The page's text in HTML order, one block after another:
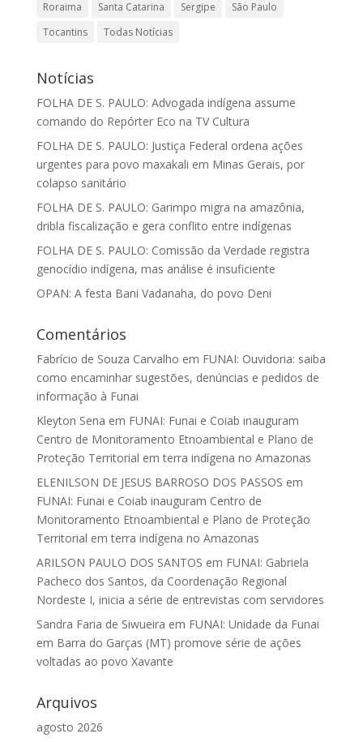
Roraima Santa Catarina Sergipe
São Paulo
Tocantins
Todas Notícias
Notícias
FOLHA DE S. PAULO: Advogada indígena assume
comando do Repórter Eco na TV Cultura
FOLHA DE S. PAULO: Justiça Federal ordena ações
urgentes para povo maxakali em Minas Gerais, por
colapso sanitário
FOLHA DE S. PAULO: Garimpo migra na amazônia,
dribla fiscalização e gera conflito entre indígenas
FOLHA DE S. PAULO: Comissão da Verdade registra
genocídio indígena, mas análise é insuficiente
OPAN: A festa Bani Vadanaha, do povo Deni
Comentários
Fabrício de Souza Carvalho em FUNAI: Ouvidoria: saiba
como encaminhar sugestões, denúncias e pedidos de
informação à Funai
Kleyton Sena em FUNAI: Funai e Coiab inauguram
Centro de Monitoramento Etnoambiental e Plano de
Proteção Territorial em terra indígena no Amazonas
ELENILSON DE JESUS BARROSO DOS PASSOS em
FUNAI: Funai e Coiab inauguram Centro de
Monitoramento Etnoambiental e Plano de Proteção
Territorial em terra indígena no Amazonas
ARILSON PAULO DOS SANTOS em FUNAI: Gabriela
Pacheco dos Santos, da Coordenação Regional
Nordeste I, inicia a série de entrevistas com servidores
Sandra Faria de Siwueira em FUNAI: Unidade da Funai
em Barra do Garças (MT) promove série de ações
voltadas ao povo Xavante
Arquivos
agosto 2026